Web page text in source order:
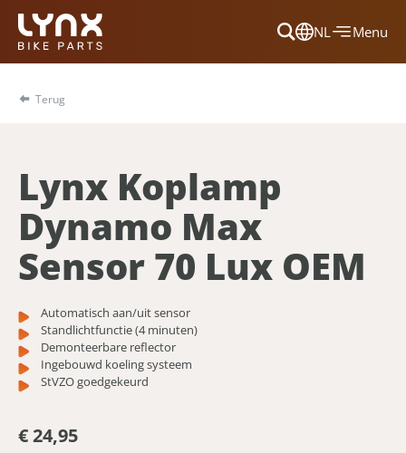
NL
Dansk
Nederlands
Menu
Terug
Lynx Koplamp
Dynamo Max
Sensor 70 Lux OEM
Automatisch aan/uit sensor
Standlichtfunctie (4 minuten)
Demonteerbare reflector
Ingebouwd koeling systeem
StVZO goedgekeurd
€ 24,95